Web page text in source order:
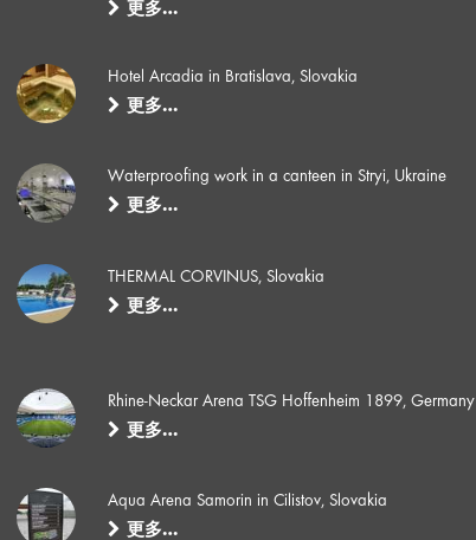
更多…
Hotel Arcadia in Bratislava, Slovakia
更多…
Waterproofing work in a canteen in Stryi, Ukraine
更多…
THERMAL CORVINUS, Slovakia
更多…
Rhine-Neckar Arena TSG Hoffenheim 1899, Germany
更多…
Aqua Arena Samorin in Cilistov, Slovakia
更多…